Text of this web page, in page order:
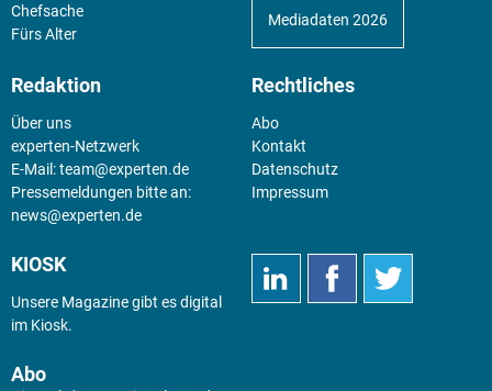
Chefsache
Fürs Alter
Mediadaten 2026
Redaktion
Über uns
experten-Netzwerk
E-Mail:team@experten.de
Pressemeldungen bitte an:
news@experten.de
Rechtliches
Abo
Kontakt
Datenschutz
Impressum
KIOSK
Unsere Magazine gibt es digital
im Kiosk.
Abo